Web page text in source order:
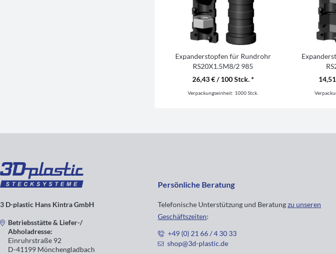
Expanderstopfen für Rundrohr
RS20X1.5M8/2 985
26,43 € / 100 Stck. *
Verpackungseinheit: 1000 Stck.
3 D-plastic Hans Kintra GmbH
Betriebsstätte & Liefer-/
Abholadresse:
Einruhrstraße 92
D-41199 Mönchengladbach
Persönliche Beratung
Telefonische Unterstützung und Beratungzu unseren
Geschäftszeiten:
+49 (0) 21 66 / 4 30 33
shop@3d-plastic.de